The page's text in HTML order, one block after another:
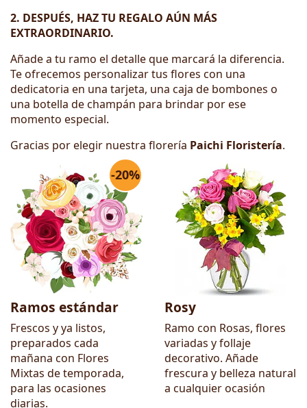
2. DESPUÉS, HAZ TU REGALO AÚN MÁS
EXTRAORDINARIO.
Añade a tu ramo el detalle que marcará la diferencia.
Te ofrecemos personalizar tus flores con una
dedicatoria en una tarjeta, una caja de bombones o
una botella de champán para brindar por ese
momento especial.
Gracias por elegir nuestra florería Paichi Floristería.
-20%
Ramos estándar
Frescos y ya listos,
preparados cada
mañana con Flores
Mixtas de temporada,
para las ocasiones
diarias.
Rosy
Ramo con Rosas, flores
variadas y follaje
decorativo. Añade
frescura y belleza natural
a cualquier ocasión